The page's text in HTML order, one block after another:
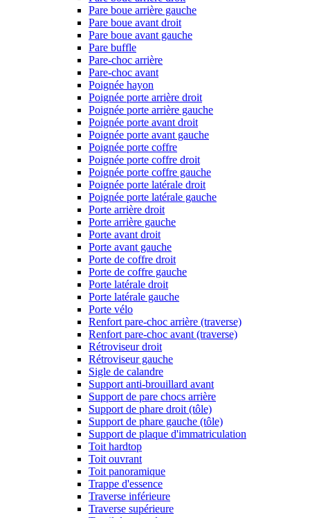
Pare boue arrière gauche
Pare boue avant droit
Pare boue avant gauche
Pare buffle
Pare-choc arrière
Pare-choc avant
Poignée hayon
Poignée porte arrière droit
Poignée porte arrière gauche
Poignée porte avant droit
Poignée porte avant gauche
Poignée porte coffre
Poignée porte coffre droit
Poignée porte coffre gauche
Poignée porte latérale droit
Poignée porte latérale gauche
Porte arrière droit
Porte arrière gauche
Porte avant droit
Porte avant gauche
Porte de coffre droit
Porte de coffre gauche
Porte latérale droit
Porte latérale gauche
Porte vélo
Renfort pare-choc arrière (traverse)
Renfort pare-choc avant (traverse)
Rétroviseur droit
Rétroviseur gauche
Sigle de calandre
Support anti-brouillard avant
Support de pare chocs arrière
Support de phare droit (tôle)
Support de phare gauche (tôle)
Support de plaque d'immatriculation
Toit hardtop
Toit ouvrant
Toit panoramique
Trappe d'essence
Traverse inférieure
Traverse supérieure